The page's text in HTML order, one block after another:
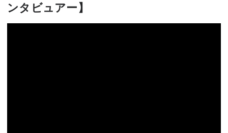
ンタビュアー】